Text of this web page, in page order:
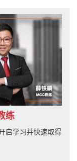
练
启学习并快速取得